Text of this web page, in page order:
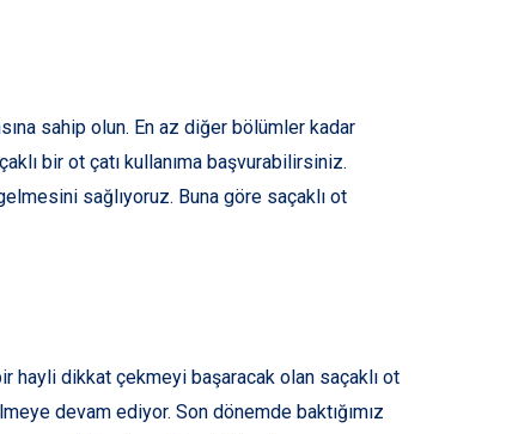
sahip olun. En az diğer bölümler kadar
bir ot çatı kullanıma başvurabilirsiniz.
sağlıyoruz. Buna göre saçaklı ot
hayli dikkat çekmeyi başaracak olan saçaklı ot
devam ediyor. Son dönemde baktığımız